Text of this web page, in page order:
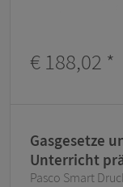
€ 188,02 *
Gasgesetze
Unterricht
Pasco Smart